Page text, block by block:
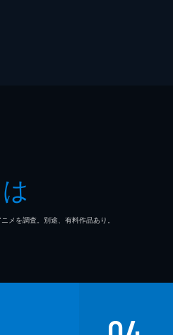
を調査。別途、有料作品あり。